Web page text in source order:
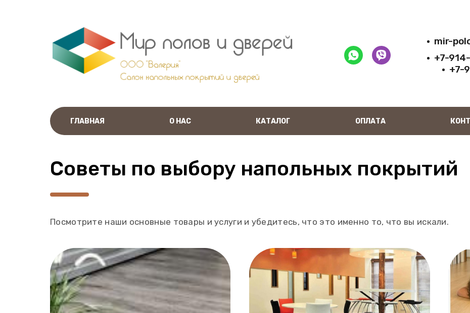
mir-
+7-
+7-
ГЛАВНАЯ О НАС КАТАЛОГ ОПЛАТА
Советы по выбору напольных покрытий
Посмотрите наши основные товары и услуги и убедитесь, что это именно то, что вы искали.